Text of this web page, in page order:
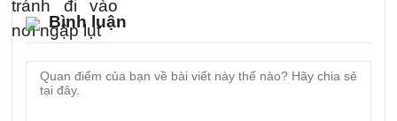
Bình luận